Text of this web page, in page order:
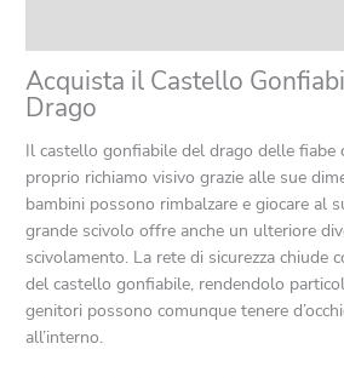
Acquista il Castello
Drago
Il castello gonfiabile del drago delle fiabe
proprio richiamo visivo grazie alle sue
bambini possono rimbalzare e giocare al
grande scivolo offre anche un ulteriore
scivolamento. La rete di sicurezza chiude
del castello gonfiabile, rendendolo
genitori possono comunque tenere
all’interno.